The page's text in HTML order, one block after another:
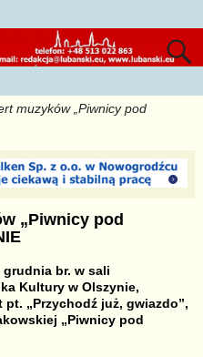
muzyków „Piwnicy pod
„Piwnicy pod
grudnia br. w sali
Kultury w Olszynie,
„Przychodź już, gwiazdo”,
„Piwnicy pod